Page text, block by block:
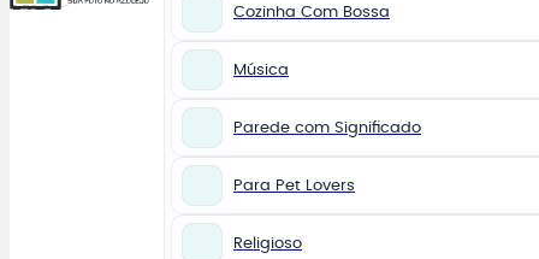
Cozinha Com Bossa
Música
Parede com Significado
Para Pet Lovers
Religioso